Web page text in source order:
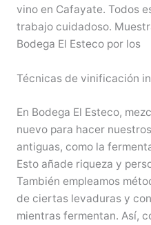
vino en Cafayate. Todos
trabajo cuidadoso.
Bodega El Esteco por los
Técnicas de vinificación
En Bodega El Esteco,
nuevo para hacer
antiguas, como la
Esto añade riqueza y
También empleamos
de ciertas levaduras y
mientras fermentan. Así,